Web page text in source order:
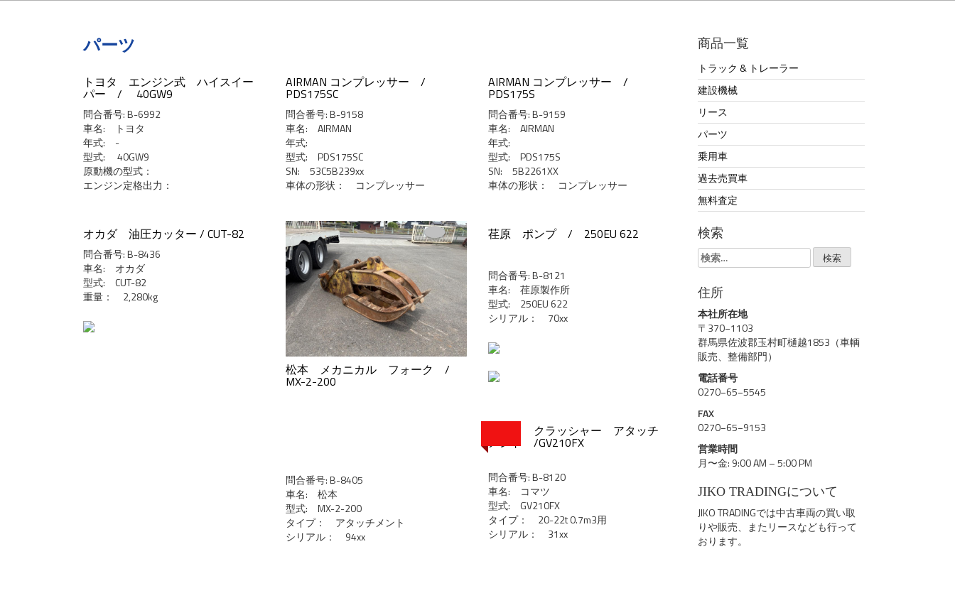
パーツ
トヨタ エンジン式 ハイスイー
パー / 40GW9
問合番号: B-6992
車名: トヨタ
年式: -
型式: 40GW9
原動機の型式：
エンジン定格出力：
AIRMAN コンプレッサー /
PDS175SC
問合番号: B-9158
車名: AIRMAN
年式:
型式: PDS175SC
SN: 53C5B239xx
車体の形状： コンプレッサー
AIRMAN コンプレッサー /
PDS175S
問合番号: B-9159
車名: AIRMAN
年式:
型式: PDS175S
SN: 5B2261XX
車体の形状： コンプレッサー
オカダ 油圧カッター / CUT-82
問合番号: B-8436
車名: オカダ
型式: CUT-82
重量： 2,280kg
松本 メカニカル フォーク /
MX-2-200
問合番号: B-8405
車名: 松本
型式: MX-2-200
タイプ： アタッチメント
シリアル： 94xx
荏原 ポンプ / 250EU 622
問合番号: B-8121
車名: 荏原製作所
型式: 250EU 622
シリアル： 70xx
コマツ クラッシャー アタッチ
メント /GV210FX
問合番号: B-8120
車名: コマツ
型式: GV210FX
タイプ： 20-22t 0.7m3用
シリアル： 31xx
投
稿
ナ
ビ
ゲ
ー
シ
ン
商品一覧
トラック & トレーラー
建設機械
リース
パーツ
乗用車
過去売買車
無料査定
検索
検
索:
住所
本社所在地
〒370−1103
群馬県佐波郡玉村町樋越1853（車輌
販売、整備部門）
電話番号
0270−65−5545
FAX
0270−65−9153
営業時間
月〜金: 9:00 AM – 5:00 PM
JIKO TRADINGについて
JIKO TRADINGでは中古車両の買い取
りや販売、またリースなども行って
おります。